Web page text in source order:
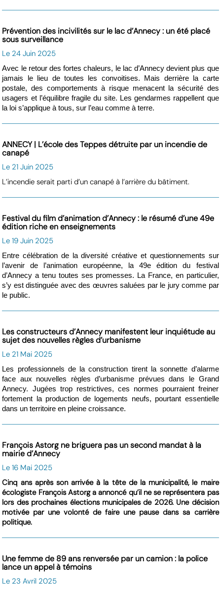
Prévention des incivilités sur le lac d’Annecy : un été placé
sous surveillance
Le 24 Juin 2025
Avec le retour des fortes chaleurs, le lac d’Annecy devient plus que
jamais le lieu de toutes les convoitises. Mais derrière la carte
postale, des comportements à risque menacent la sécurité des
usagers et l’équilibre fragile du site. Les gendarmes rappellent que
la loi s’applique à tous, sur l’eau comme à terre.
ANNECY | L’école des Teppes détruite par un incendie de
canapé
Le 21 Juin 2025
L’incendie serait parti d’un canapé à l’arrière du bâtiment.
Festival du film d’animation d’Annecy : le résumé d’une 49e
édition riche en enseignements
Le 19 Juin 2025
Entre célébration de la diversité créative et questionnements sur
l’avenir de l’animation européenne, la 49e édition du festival
d’Annecy a tenu toutes ses promesses. La France, en particulier,
s’y est distinguée avec des œuvres saluées par le jury comme par
le public.
Les constructeurs d’Annecy manifestent leur inquiétude au
sujet des nouvelles règles d’urbanisme
Le 21 Mai 2025
Les professionnels de la construction tirent la sonnette d’alarme
face aux nouvelles règles d’urbanisme prévues dans le Grand
Annecy. Jugées trop restrictives, ces normes pourraient freiner
fortement la production de logements neufs, pourtant essentielle
dans un territoire en pleine croissance.
François Astorg ne briguera pas un second mandat à la
mairie d’Annecy
Le 16 Mai 2025
Cinq ans après son arrivée à la tête de la municipalité, le maire
écologiste François Astorg a annoncé qu’il ne se représentera pas
lors des prochaines élections municipales de 2026. Une décision
motivée par une volonté de faire une pause dans sa carrière
politique.
Une femme de 89 ans renversée par un camion : la police
lance un appel à témoins
Le 23 Avril 2025